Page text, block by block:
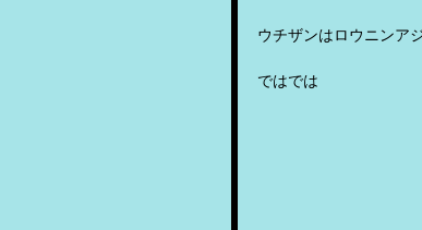
ウチザンはロウニンア
ではでは